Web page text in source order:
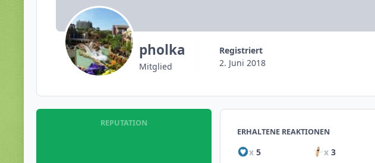
pholka
Mitglied
Registriert
2. Juni 2018
REPUTATION
ERHALTENE REAKTIONEN
x 5 x3